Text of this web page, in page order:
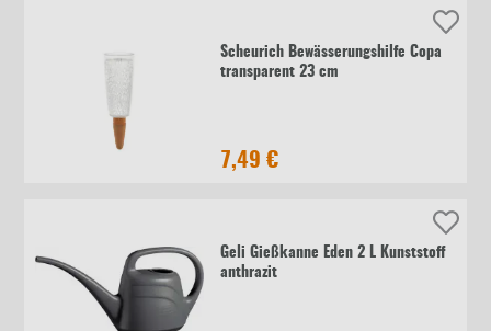
Scheurich Bewässerungshilfe Copa
transparent 23 cm
7,49 €
Geli Gießkanne Eden 2 L Kunststoff
anthrazit